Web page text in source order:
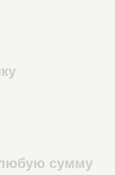
любую сумму